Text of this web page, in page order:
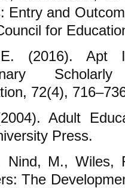
Entry and
for
E. (2016). Apt
72(4),
Adult
Press.
Nind, M., Wiles,
The